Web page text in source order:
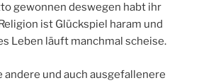
gewonnen deswegen habt ihr
ist Glückspiel haram und
Leben läuft manchmal scheise.
andere und auch ausgefallenere